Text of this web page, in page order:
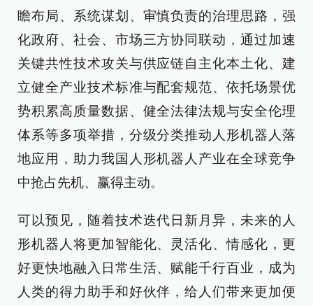
瞻布局、系统谋划、审慎负责的治理思路，强
化政府、社会、市场三方协同联动，通过加速
关键共性技术攻关与供应链自主化本土化、建
立健全产业技术标准与配套规范、依托场景优
势积累高质量数据、健全法律法规与安全伦理
体系等多项举措，分级分类推动人形机器人落
地应用，助力我国人形机器人产业在全球竞争
中抢占先机、赢得主动。
可以预见，随着技术迭代日新月异，未来的人
形机器人将更加智能化、灵活化、情感化，更
好更快地融入日常生活、赋能千行百业，成为
人类的得力助手和好伙伴，给人们带来更加便